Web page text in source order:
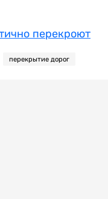
перекроют
перекрытие дорог